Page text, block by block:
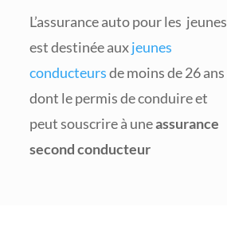
L’assurance auto pour les jeunes
est destinée auxjeunes
conducteursde moins de 26 ans
dont le permis de conduire et
peut souscrire à uneassurance
second conducteur